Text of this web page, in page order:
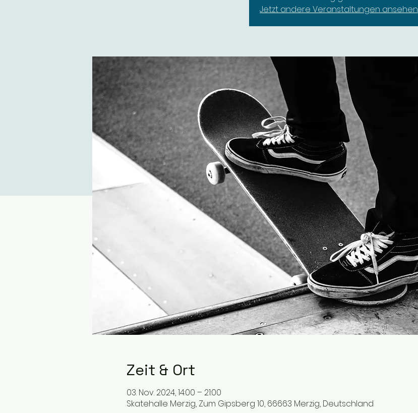
Jetzt andere Veranstaltungen ansehen
Zeit & Ort
03. Nov. 2024, 14:00 – 21:00
Skatehalle Merzig, Zum Gipsberg 10, 66663 Merzig, Deutschland